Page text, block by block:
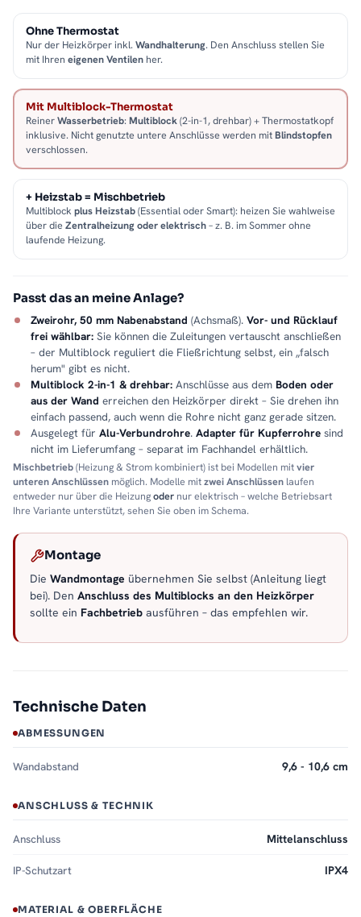
Ohne Thermostat
Nur der Heizkörper inkl. Wandhalterung. Den Anschluss stellen Sie
mit Ihren eigenen Ventilen her.
Mit Multiblock-Thermostat
ReinerWasserbetrieb: Multiblock(2-in-1, drehbar) + Thermostatkopf
inklusive. Nicht genutzte untere Anschlüsse werden mitBlindstopfen
verschlossen.
+ Heizstab = Mischbetrieb
Multiblock plus Heizstab(Essential oder Smart): heizen Sie wahlweise
über die Zentralheizung oder elektrisch– z. B. im Sommer ohne
laufende Heizung.
Passt das an meine Anlage?
Zweirohr, 50 mm Nabenabstand (Achsmaß). Vor- und Rücklauf
frei wählbar: Sie können die Zuleitungen vertauscht anschließen
– der Multiblock reguliert die Fließrichtung selbst, ein „falsch
herum" gibt es nicht.
Multiblock 2-in-1 & drehbar: Anschlüsse aus dem Boden oder
aus der Wand erreichen den Heizkörper direkt – Sie drehen ihn
einfach passend, auch wenn die Rohre nicht ganz gerade sitzen.
Ausgelegt für Alu-Verbundrohre. Adapter für Kupferrohre sind
nicht im Lieferumfang – separat im Fachhandel erhältlich.
Mischbetrieb(Heizung & Strom kombiniert) ist bei Modellen mitvier
unteren Anschlüssen möglich. Modelle mitzwei Anschlüssen laufen
entweder nur über die Heizungoder nur elektrisch – welche Betriebsart
Ihre Variante unterstützt, sehen Sie oben im Schema.
Montage
Die Wandmontage übernehmen Sie selbst (Anleitung liegt
bei). Den Anschluss des Multiblocks an den Heizkörper
sollte ein Fachbetrieb ausführen – das empfehlen wir.
Technische Daten
ABMESSUNGEN
Wandabstand 9,6 - 10,6 cm
ANSCHLUSS & TECHNIK
Anschluss Mittelanschluss
IP-Schutzart IPX4
MATERIAL & OBERFLÄCHE